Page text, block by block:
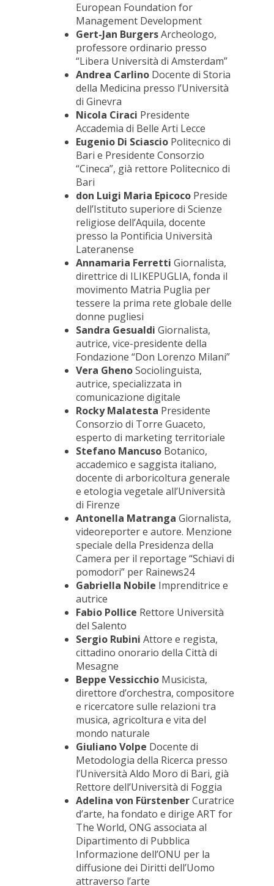
European Foundation for
Management Development
Gert-Jan BurgersArcheologo,
professore ordinario presso
“Libera Università di Amsterdam”
Andrea Carlino Docente di Storia
della Medicina presso l’Università
di Ginevra
Nicola Ciraci Presidente
Accademia di Belle Arti Lecce
Eugenio Di Sciascio Politecnico di
Bari e Presidente Consorzio
“Cineca”, già rettore Politecnico di
Bari
don Luigi Maria Epicoco Preside
dell’Istituto superiore di Scienze
religiose dell’Aquila, docente
presso la Pontificia Università
Lateranense
Annamaria Ferretti Giornalista,
direttrice di ILIKEPUGLIA, fonda il
movimento Matria Puglia per
tessere la prima rete globale delle
donne pugliesi
Sandra Gesualdi Giornalista,
autrice, vice-presidente della
Fondazione “Don Lorenzo Milani”
Vera GhenoSociolinguista,
autrice, specializzata in
comunicazione digitale
Rocky Malatesta Presidente
Consorzio di Torre Guaceto,
esperto di marketing territoriale
Stefano Mancuso Botanico,
accademico e saggista italiano,
docente di arboricoltura generale
e etologia vegetale all’Università
di Firenze
Antonella Matranga Giornalista,
videoreporter e autore. Menzione
speciale della Presidenza della
Camera per il reportage “Schiavi di
pomodori” per Rainews24
Gabriella Nobile Imprenditrice e
autrice
Fabio Pollice Rettore Università
del Salento
Sergio Rubini Attore e regista,
cittadino onorario della Città di
Mesagne
Beppe Vessicchio Musicista,
direttore d’orchestra, compositore
e ricercatore sulle relazioni tra
musica, agricoltura e vita del
mondo naturale
Giuliano Volpe Docente di
Metodologia della Ricerca presso
l’Università Aldo Moro di Bari, già
Rettore dell’Università di Foggia
Adelina von FürstenberCuratrice
d’arte, ha fondato e dirige ART for
The World, ONG associata al
Dipartimento di Pubblica
Informazione dell’ONU per la
diffusione dei Diritti dell’Uomo
attraverso l’arte